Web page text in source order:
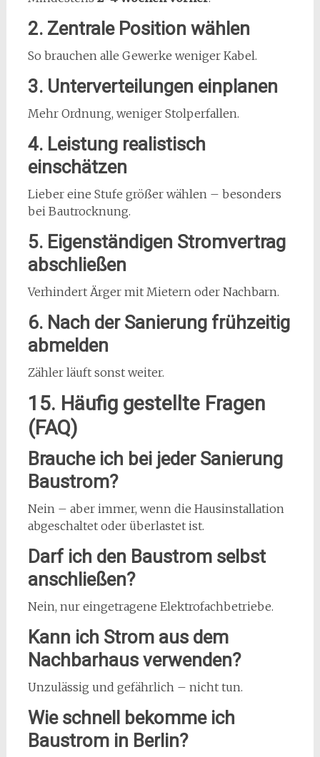
2. Zentrale Position wählen
So brauchen alle Gewerke weniger Kabel.
3. Unterverteilungen einplanen
Mehr Ordnung, weniger Stolperfallen.
4. Leistung realistisch
einschätzen
Lieber eine Stufe größer wählen – besonders
bei Bautrocknung.
5. Eigenständigen Stromvertrag
abschließen
Verhindert Ärger mit Mietern oder Nachbarn.
6. Nach der Sanierung frühzeitig
abmelden
Zähler läuft sonst weiter.
15. Häufig gestellte Fragen
(FAQ)
Brauche ich bei jeder Sanierung
Baustrom?
Nein – aber immer, wenn die Hausinstallation
abgeschaltet oder überlastet ist.
Darf ich den Baustrom selbst
anschließen?
Nein, nur eingetragene Elektrofachbetriebe.
Kann ich Strom aus dem
Nachbarhaus verwenden?
Unzulässig und gefährlich – nicht tun.
Wie schnell bekomme ich
Baustrom in Berlin?